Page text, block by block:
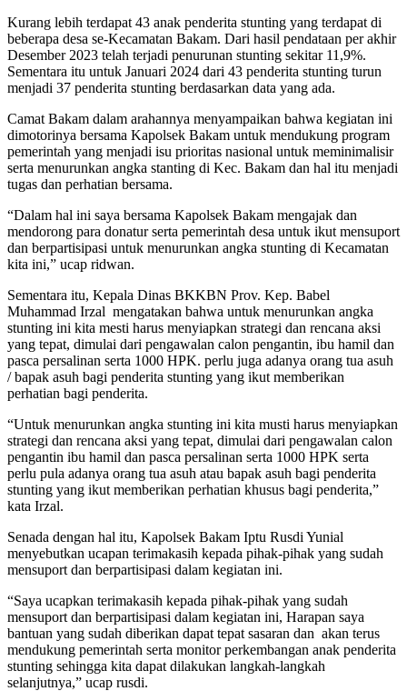
Kurang lebih terdapat 43 anak penderita stunting yang terdapat di
beberapa desa se-Kecamatan Bakam. Dari hasil pendataan per akhir
Desember 2023 telah terjadi penurunan stunting sekitar 11,9%.
Sementara itu untuk Januari 2024 dari 43 penderita stunting turun
menjadi 37 penderita stunting berdasarkan data yang ada.
Camat Bakam dalam arahannya menyampaikan bahwa kegiatan ini
dimotorinya bersama Kapolsek Bakam untuk mendukung program
pemerintah yang menjadi isu prioritas nasional untuk meminimalisir
serta menurunkan angka stanting di Kec. Bakam dan hal itu menjadi
tugas dan perhatian bersama.
“Dalam hal ini saya bersama Kapolsek Bakam mengajak dan
mendorong para donatur serta pemerintah desa untuk ikut mensuport
dan berpartisipasi untuk menurunkan angka stunting di Kecamatan
kita ini,” ucap ridwan.
Sementara itu, Kepala Dinas BKKBN Prov. Kep. Babel
Muhammad Irzal mengatakan bahwa untuk menurunkan angka
stunting ini kita mesti harus menyiapkan strategi dan rencana aksi
yang tepat, dimulai dari pengawalan calon pengantin, ibu hamil dan
pasca persalinan serta 1000 HPK. perlu juga adanya orang tua asuh
/ bapak asuh bagi penderita stunting yang ikut memberikan
perhatian bagi penderita.
“Untuk menurunkan angka stunting ini kita musti harus menyiapkan
strategi dan rencana aksi yang tepat, dimulai dari pengawalan calon
pengantin ibu hamil dan pasca persalinan serta 1000 HPK serta
perlu pula adanya orang tua asuh atau bapak asuh bagi penderita
stunting yang ikut memberikan perhatian khusus bagi penderita,”
kata Irzal.
Senada dengan hal itu, Kapolsek Bakam Iptu Rusdi Yunial
menyebutkan ucapan terimakasih kepada pihak-pihak yang sudah
mensuport dan berpartisipasi dalam kegiatan ini.
“Saya ucapkan terimakasih kepada pihak-pihak yang sudah
mensuport dan berpartisipasi dalam kegiatan ini, Harapan saya
bantuan yang sudah diberikan dapat tepat sasaran dan akan terus
mendukung pemerintah serta monitor perkembangan anak penderita
stunting sehingga kita dapat dilakukan langkah-langkah
selanjutnya,” ucap rusdi.